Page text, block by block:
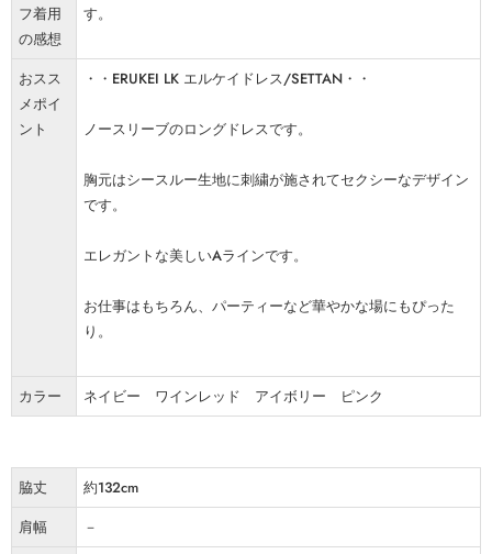
フ着用
の感想
す。
おスス
メポイ
ント
・・ERUKEI LK エルケイドレス/SETTAN・・
ノースリーブのロングドレスです。
胸元はシースルー生地に刺繍が施されてセクシーなデザイン
です。
エレガントな美しいAラインです。
お仕事はもちろん、パーティーなど華やかな場にもぴった
り。
カラー ネイビー ワインレッド アイボリー ピンク
脇丈
約132cm
肩幅
－